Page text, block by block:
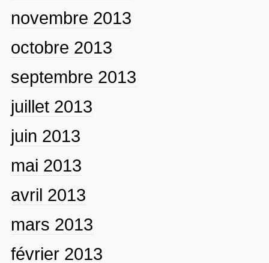
novembre 2013
octobre 2013
septembre 2013
juillet 2013
juin 2013
mai 2013
avril 2013
mars 2013
février 2013